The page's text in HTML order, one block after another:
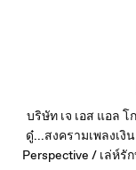
บริษัท เจ เอส แอล
ดู๋...สงครามเพลงเงิ
Perspective / เล่ห์